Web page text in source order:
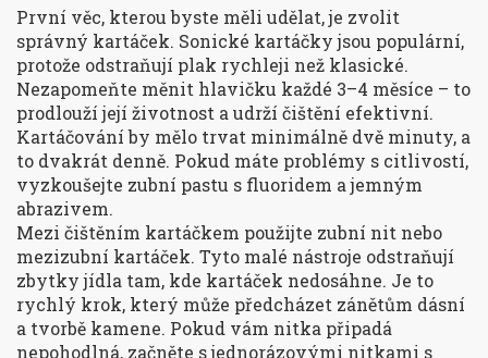
První věc, kterou byste měli udělat, je zvolit
správný kartáček. Sonické kartáčky jsou populární,
protože odstraňují plak rychleji než klasické.
Nezapomeňte měnit hlavičku každé 3–4 měsíce – to
prodlouží její životnost a udrží čištění efektivní.
Kartáčování by mělo trvat minimálně dvě minuty, a
to dvakrát denně. Pokud máte problémy s citlivostí,
vyzkoušejte zubní pastu s fluoridem a jemným
abrazivem.
Mezi čištěním kartáčkem použijte zubní nit nebo
mezizubní kartáček. Tyto malé nástroje odstraňují
zbytky jídla tam, kde kartáček nedosáhne. Je to
rychlý krok, který může předcházet zánětům dásní
a tvorbě kamene. Pokud vám nitka připadá
nepohodlná, začněte s jednorázovými nitkami s